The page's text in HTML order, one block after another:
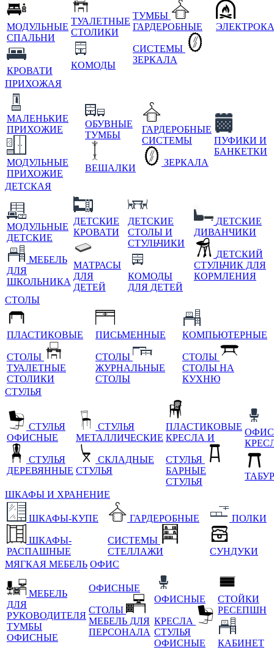
МОДУЛЬНЫЕ
СПАЛЬНИ
КРОВАТИ
ТУАЛЕТНЫЕ
СТОЛИКИ
КОМОДЫ
ТУМБЫ
ГАРДЕРОБНЫЕ
СИСТЕМЫ
ЗЕРКАЛА
ПРИХОЖАЯ
МАЛЕНЬКИЕ
ПРИХОЖИЕ
МОДУЛЬНЫЕ
ПРИХОЖИЕ
ОБУВНЫЕ
ТУМБЫ
ВЕШАЛКИ
ГАРДЕРОБНЫЕ
СИСТЕМЫ
ЗЕРКАЛА
ПУФИКИ И
БАНКЕТКИ
ДЕТСКАЯ
МОДУЛЬНЫЕ
ДЕТСКИЕ
МЕБЕЛЬ
ДЛЯ
ШКОЛЬНИКА
ДЕТСКИЕ
КРОВАТИ
МАТРАСЫ
ДЛЯ
ДЕТЕЙ
ДЕТСКИЕ
СТОЛЫ И
СТУЛЬЧИКИ
КОМОДЫ
ДЛЯ ДЕТЕЙ
ДЕТСКИЕ
ДИВАНЧИКИ
ДЕТСКИЙ
СТУЛЬЧИК ДЛЯ
КОРМЛЕНИЯ
СТОЛЫ
ПЛАСТИКОВЫЕ
СТОЛЫ
ТУАЛЕТНЫЕ
СТОЛИКИ
ПИСЬМЕННЫЕ
СТОЛЫ
ЖУРНАЛЬНЫЕ
СТОЛЫ
КОМПЬЮТЕРНЫЕ
СТОЛЫ
СТОЛЫ НА
КУХНЮ
СТУЛЬЯ
СТУЛЬЯ
ОФИСНЫЕ
СТУЛЬЯ
ДЕРЕВЯННЫЕ
СТУЛЬЯ
МЕТАЛЛИЧЕСКИЕ
СКЛАДНЫЕ
СТУЛЬЯ
ПЛАСТИКОВЫЕ
КРЕСЛА И
СТУЛЬЯ
БАРНЫЕ
СТУЛЬЯ
ШКАФЫ И ХРАНЕНИЕ
ШКАФЫ-КУПЕ
ШКАФЫ-
РАСПАШНЫЕ
ГАРДЕРОБНЫЕ
СИСТЕМЫ
СТЕЛЛАЖИ
ПОЛКИ
СУНДУКИ
МЯГКАЯ МЕБЕЛЬ ОФИС
МЕБЕЛЬ
ДЛЯ
РУКОВОДИТЕЛЯ
ТУМБЫ
ОФИСНЫЕ
ОФИСНЫЕ
СТОЛЫ
МЕБЕЛЬ ДЛЯ
ПЕРСОНАЛА
ОФИСНЫЕ
КРЕСЛА
СТУЛЬЯ
ОФИСНЫЕ
СТОЙКИ
РЕСЕПШН
КАБИНЕТ